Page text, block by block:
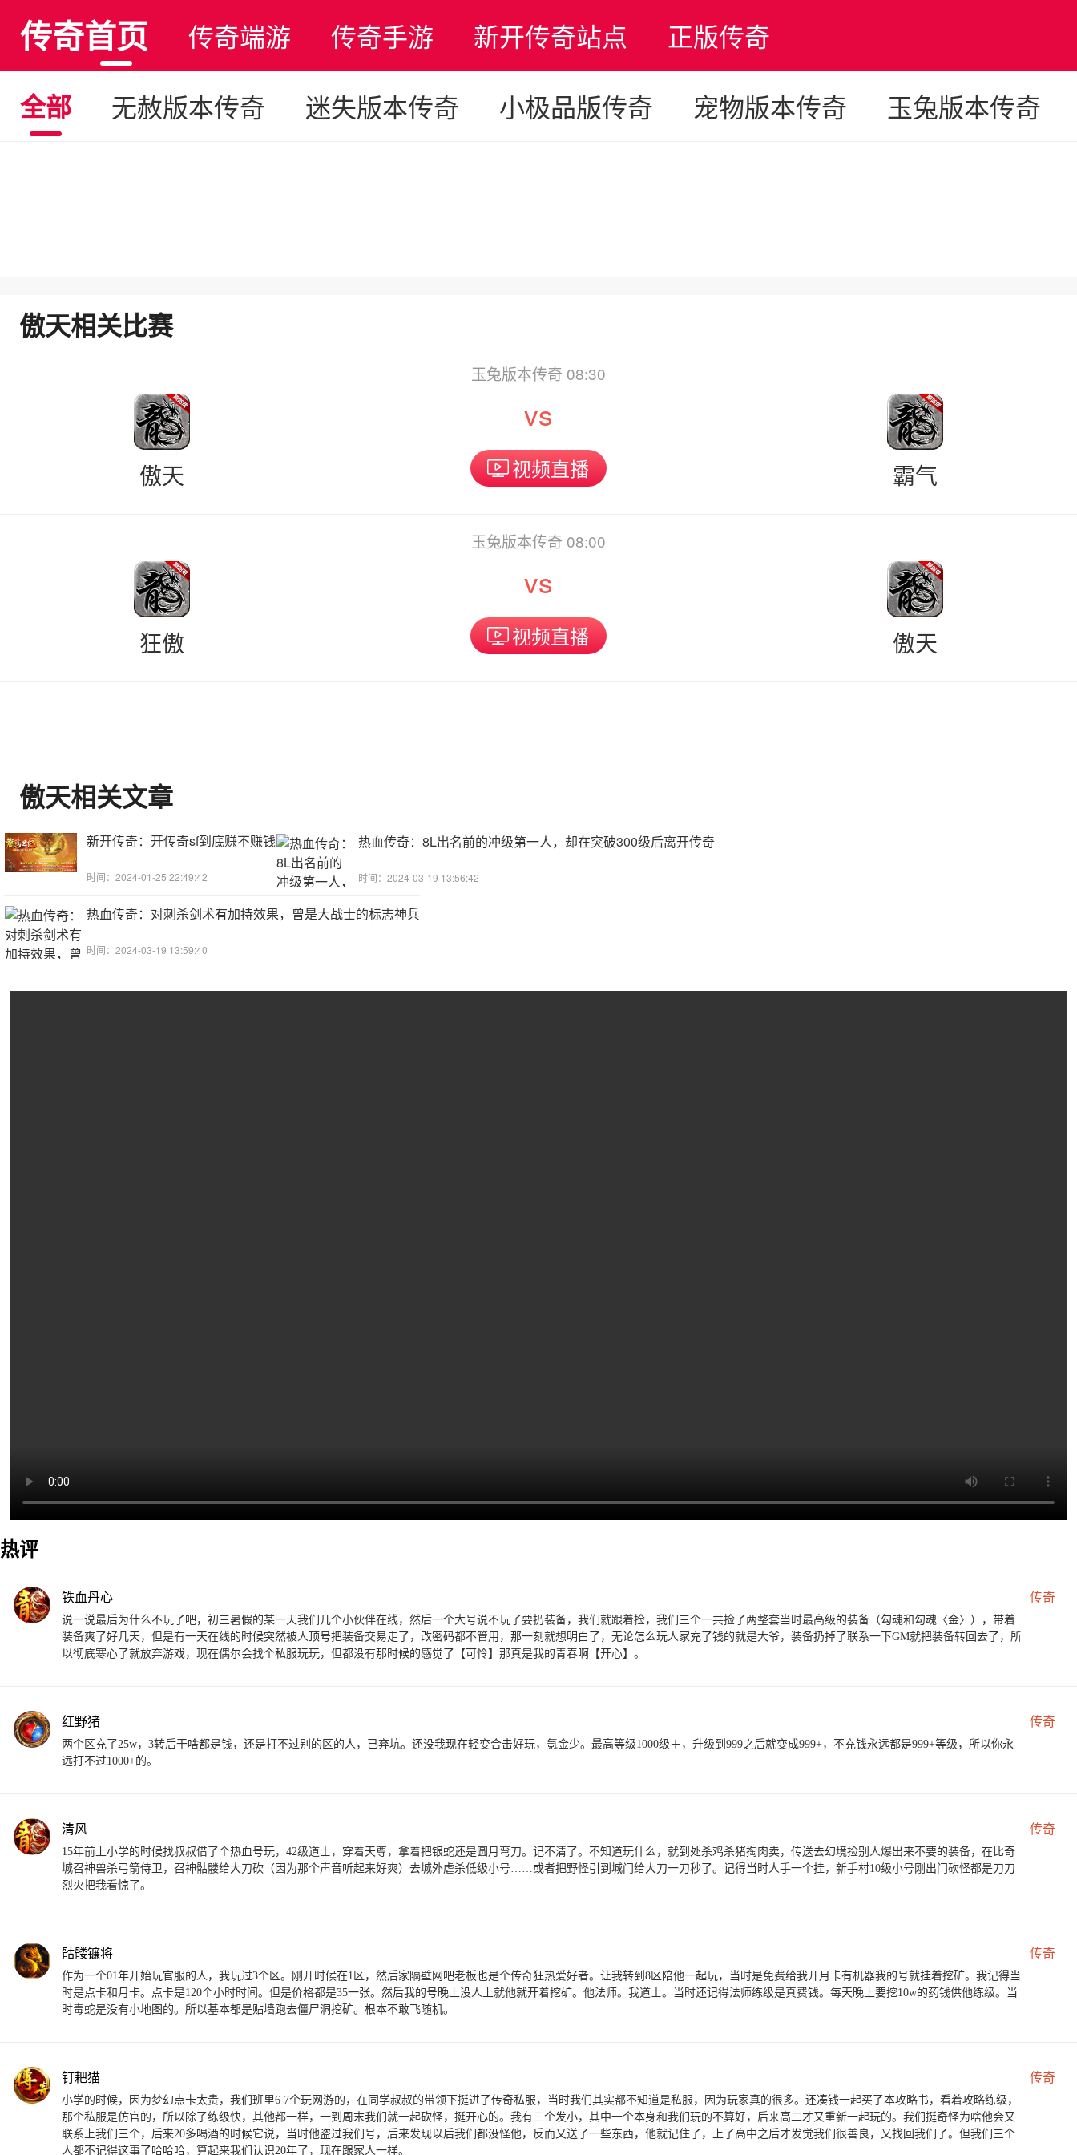
传奇首页 传奇端游 传奇手游 新开传奇站点
正版传奇
全部
无赦版本传奇 迷失版本传奇 小极品版传奇 宠物版本传奇 玉兔版本传奇
傲天相关比赛
傲天
玉兔版本传奇 08:30
vs
视频直播 霸气
狂傲
玉兔版本传奇 08:00
vs
视频直播 傲天
傲天相关文章
新开传奇：开传奇sf到底赚不赚钱
时间：2024-01-25 22:49:42
热血传奇：8L出名前的冲级第一人，却在突破300级后离开传奇
时间：2024-03-19 13:56:42
热血传奇：对刺杀剑术有加持效果，曾是大战士的标志神兵
时间：2024-03-19 13:59:40
热评
铁血丹心 传奇
说一说最后为什么不玩了吧，初三暑假的某一天我们几个小伙伴在线，然后一个大号说不玩了要扔装备，我们就跟着捡，我们三个一共捡了两整套当时最高级的装备（勾魂和勾魂〈金〉），带着
装备爽了好几天，但是有一天在线的时候突然被人顶号把装备交易走了，改密码都不管用，那一刻就想明白了，无论怎么玩人家充了钱的就是大爷，装备扔掉了联系一下GM就把装备转回去了，所
以彻底寒心了就放弃游戏，现在偶尔会找个私服玩玩，但都没有那时候的感觉了【可怜】那真是我的青春啊【开心】。
红野猪 传奇
两个区充了25w，3转后干啥都是钱，还是打不过别的区的人，已弃坑。还没我现在轻变合击好玩，氪金少。最高等级1000级＋，升级到999之后就变成999+，不充钱永远都是999+等级，所以你永
远打不过1000+的。
清风 传奇
15年前上小学的时候找叔叔借了个热血号玩，42级道士，穿着天尊，拿着把银蛇还是圆月弯刀。记不清了。不知道玩什么，就到处杀鸡杀猪掏肉卖，传送去幻境捡别人爆出来不要的装备，在比奇
城召神兽杀弓箭侍卫，召神骷髅给大刀砍（因为那个声音听起来好爽）去城外虐杀低级小号……或者把野怪引到城门给大刀一刀秒了。记得当时人手一个挂，新手村10级小号刚出门砍怪都是刀刀
烈火把我看惊了。
骷髅镰将 传奇
作为一个01年开始玩官服的人，我玩过3个区。刚开时候在1区，然后家隔壁网吧老板也是个传奇狂热爱好者。让我转到8区陪他一起玩，当时是免费给我开月卡有机器我的号就挂着挖矿。我记得当
时是点卡和月卡。点卡是120个小时时间。但是价格都是35一张。然后我的号晚上没人上就他就开着挖矿。他法师。我道士。当时还记得法师练级是真费钱。每天晚上要挖10w的药钱供他练级。当
时毒蛇是没有小地图的。所以基本都是贴墙跑去僵尸洞挖矿。根本不敢飞随机。
钉耙猫 传奇
小学的时候，因为梦幻点卡太贵，我们班里6 7个玩网游的，在同学叔叔的带领下挺进了传奇私服，当时我们其实都不知道是私服，因为玩家真的很多。还凑钱一起买了本攻略书，看着攻略练级，
那个私服是仿官的，所以除了练级快，其他都一样，一到周末我们就一起砍怪，挺开心的。我有三个发小，其中一个本身和我们玩的不算好，后来高二才又重新一起玩的。我们挺奇怪为啥他会又
联系上我们三个，后来20多喝酒的时候它说，当时他盗过我们号，后来发现以后我们都没怪他，反而又送了一些东西，他就记住了，上了高中之后才发觉我们很善良，又找回我们了。但我们三个
人都不记得这事了哈哈哈，算起来我们认识20年了，现在跟家人一样。